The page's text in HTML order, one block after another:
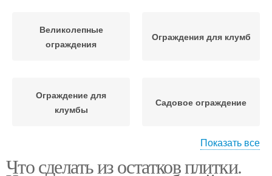
Великолепные
ограждения
Ограждения для клумб
Ограждение для
клумбы
Садовое ограждение
Ограждение из пластика
Показать все
Что сделать из остатков плитки.